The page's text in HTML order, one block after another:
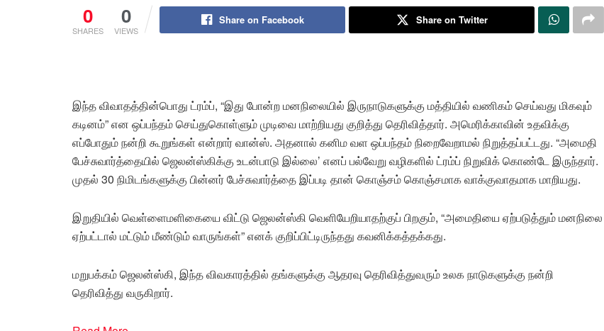
0
SHARES
0
VIEWS
Share on Facebook Share on Twitter
இந்த விவாதத்தின்பொது ட்ரம்ப், “இது போன்ற மனநிலையில் இருநாடுகளுக்கு மத்தியில் வணிகம் செய்வது மிகவும்
கடினம்” என ஒப்பந்தம் செய்துகொள்ளும் முடிவை மாற்றியது குறித்து தெரிவித்தார். அமெரிக்காவின் உதவிக்கு
எப்போதும் நன்றி கூறுங்கள் என்றார் வான்ஸ். அதனால் கனிம வள ஒப்பந்தம் நிறைவேறாமல் நிறுத்தப்பட்டது. “அமைதி
பேச்சுவார்த்தையில் ஜெலன்ஸ்கிக்கு உடன்பாடு இல்லை’ எனப் பல்வேறு வழிகளில் ட்ரம்ப் நிறுவிக் கொண்டே இருந்தார்.
முதல் 30 நிமிடங்களுக்கு பின்னர் பேச்சுவார்த்தை இப்படி தான் கொஞ்சம் கொஞ்சமாக வாக்குவாதமாக மாறியது.
இறுதியில் வெள்ளைமளிகையை விட்டு ஜெலன்ஸ்கி வெளியேறியாதற்குப் பிறகும், “அமைதியை ஏற்படுத்தும் மனநிலை
ஏற்பட்டால் மட்டும் மீண்டும் வாருங்கள்” எனக் குறிப்பிட்டிருந்தது கவனிக்கத்தக்கது.
மறுபக்கம் ஜெலன்ஸ்கி, இந்த விவகாரத்தில் தங்களுக்கு ஆதரவு தெரிவித்துவரும் உலக நாடுகளுக்கு நன்றி
தெரிவித்து வருகிறார்.